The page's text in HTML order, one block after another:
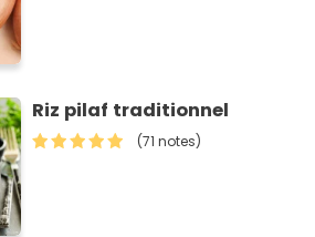
Riz pilaf traditionnel
(71 notes)